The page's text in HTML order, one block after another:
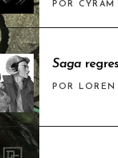
POR CYRAM
Saga
POR LOREN